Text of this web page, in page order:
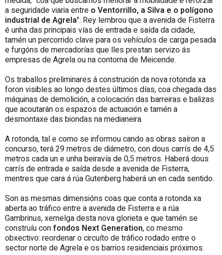
a seguridade viaria entre o Ventorrillo, a Silva e o polígono
industrial de Agrela". Rey lembrou que a avenida de Fisterra
é unha das principais vías de entrada e saída da cidade,
tamén un percorrido clave para os vehículos de carga pesada
e furgóns de mercadorías que lles prestan servizo ás
empresas de Agrela ou na contorna de Meicende.
Os traballos preliminares á construción da nova rotonda xa
foron visibles ao longo destes últimos días, coa chegada das
máquinas de demolición, a colocación das barreiras e balizas
que acoutarán os espazos de actuación e tamén a
desmontaxe das biondas na medianeira.
A rotonda, tal e como se informou cando as obras saíron a
concurso, terá 29 metros de diámetro, con dous carrís de 4,5
metros cada un e unha beiravía de 0,5 metros. Haberá dous
carrís de entrada e saída desde a avenida de Fisterra,
mentres que cara á rúa Gutenberg haberá un en cada sentido.
Son as mesmas dimensións coas que conta a rotonda xa
aberta ao tráfico entre a avenida de Fisterra e a rúa
Gambrinus, xemelga desta nova glorieta e que tamén se
construíu confondos Next Generation, co mesmo
obxectivo: reordenar o circuíto de tráfico rodado entre o
sector norte de Agrela e os barrios residenciais próximos.